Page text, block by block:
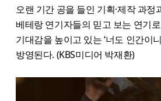
오랜 기간 공을 들인 기획·제작 과정
베테랑 연기자들의 믿고 보는 연기
기대감을 높이고 있는 ‘너도 인간이
방영된다. (KBS미디어 박재환)